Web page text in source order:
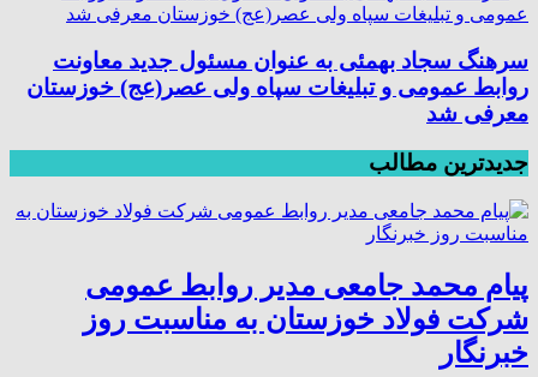
سرهنگ سجاد بهمئی به عنوان مسئول جدید معاونت
روابط عمومی و تبلیغات سپاه ولی عصر(عج) خوزستان
معرفی شد
جدیدترین مطالب
پیام محمد جامعی مدیر روابط عمومی
شرکت فولاد خوزستان به مناسبت روز
خبرنگار